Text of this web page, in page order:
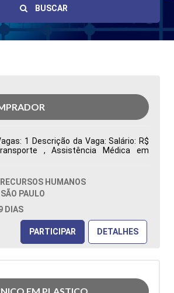
BUSCAR
1 Descrição da Vaga: Salário: R$
, Assistência Médica em
16h48. Ensino Superior completo ou
ou áreas correlatas
no sistema Totvs/Datasul Tipo de
Cidade: Barueri, SP, Brasil Área de
Período: Formação Acadêmica:
HUMANOS
PAULO
DIAS
PARTICIPAR DETALHES